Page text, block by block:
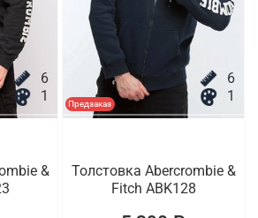
6
1
&
Предзаказ
6
1
Толстовка Abercrombie &
Fitch ABK128